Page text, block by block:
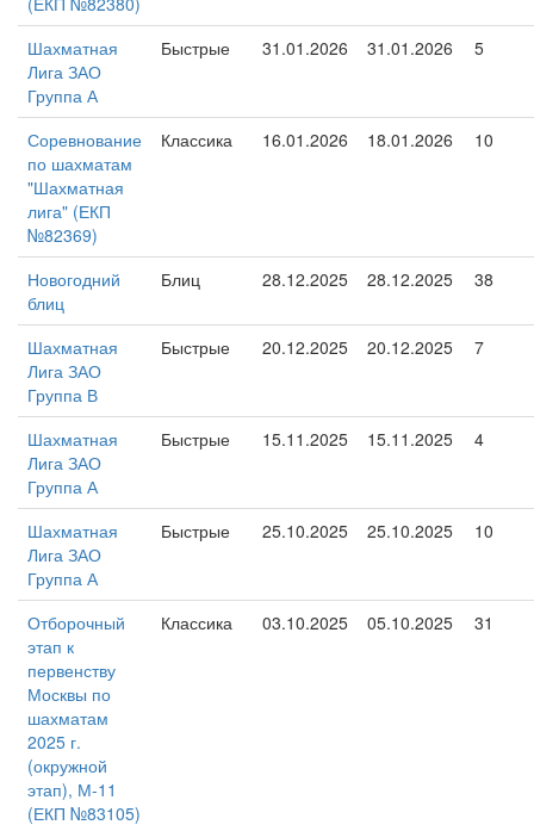
Шахматная
Лига ЗАО
Группа А
Быстрые 31.01.2026 31.01.2026 5
Соревнование
по шахматам
"Шахматная
лига" (ЕКП
№82369)
Классика 16.01.2026 18.01.2026 10
Новогодний
блиц
Блиц 28.12.2025 28.12.2025 38
Шахматная
Лига ЗАО
Группа В
Быстрые 20.12.2025 20.12.2025 7
Шахматная
Лига ЗАО
Группа А
Быстрые 15.11.2025 15.11.2025 4
Шахматная
Лига ЗАО
Группа А
Быстрые 25.10.2025 25.10.2025 10
Отборочный
этап к
первенству
Москвы по
шахматам
2025 г.
(окружной
этап), М-11
(ЕКП №83105)
Классика 03.10.2025 05.10.2025 31